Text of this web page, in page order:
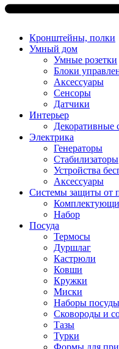
Кронштейны, полки
Умный дом
Умные розетки
Блоки
Аксессуары
Сенсоры
Датчики
Интерьер
Декоративные
Электрика
Генераторы
Стабилизаторы
Устройства
Аксессуары
Системы защиты от
Набор
Посуда
Термосы
Дуршлаг
Кастрюли
Ковши
Кружки
Миски
Наборы
Сковороды и
Тазы
Турки
Формы для